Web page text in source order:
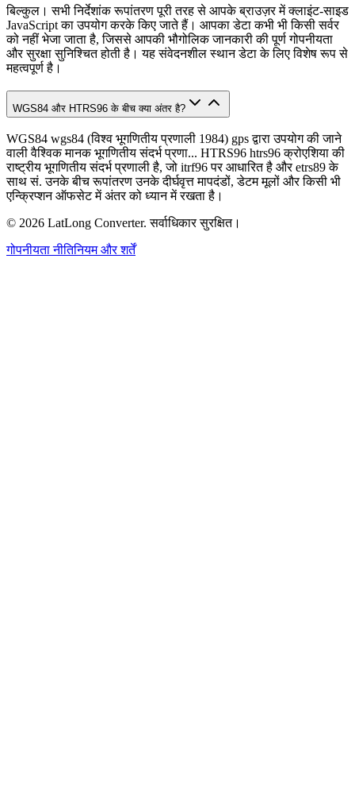
बिल्कुल। सभी निर्देशांक रूपांतरण पूरी तरह से आपके ब्राउज़र में क्लाइंट-साइड
JavaScript का उपयोग करके किए जाते हैं। आपका डेटा कभी भी किसी सर्वर
को नहीं भेजा जाता है, जिससे आपकी भौगोलिक जानकारी की पूर्ण गोपनीयता
और सुरक्षा सुनिश्चित होती है। यह संवेदनशील स्थान डेटा के लिए विशेष रूप से
महत्वपूर्ण है।
WGS84 और HTRS96 के बीच क्या अंतर है?
WGS84 wgs84 (विश्व भूगणितीय प्रणाली 1984) gps द्वारा उपयोग की जाने
वाली वैश्विक मानक भूगणितीय संदर्भ प्रणा... HTRS96 htrs96 क्रोएशिया की
राष्ट्रीय भूगणितीय संदर्भ प्रणाली है, जो itrf96 पर आधारित है और etrs89 के
साथ सं. उनके बीच रूपांतरण उनके दीर्घवृत्त मापदंडों, डेटम मूलों और किसी भी
एन्क्रिप्शन ऑफसेट में अंतर को ध्यान में रखता है।
© 2026 LatLong Converter.सर्वाधिकार सुरक्षित।
गोपनीयता नीतिनियम और शर्तें